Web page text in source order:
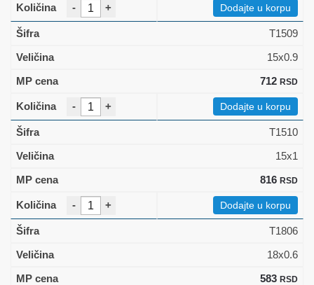
- + Dodajte u korpu
T1509
15x0.9
712 RSD
- + Dodajte u korpu
T1510
15x1
816 RSD
- + Dodajte u korpu
T1806
18x0.6
583 RSD